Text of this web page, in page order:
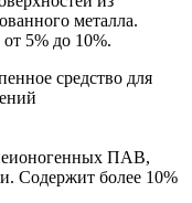
металла.
5% до 10%.
средство для
ПАВ,
Содержит более 10%